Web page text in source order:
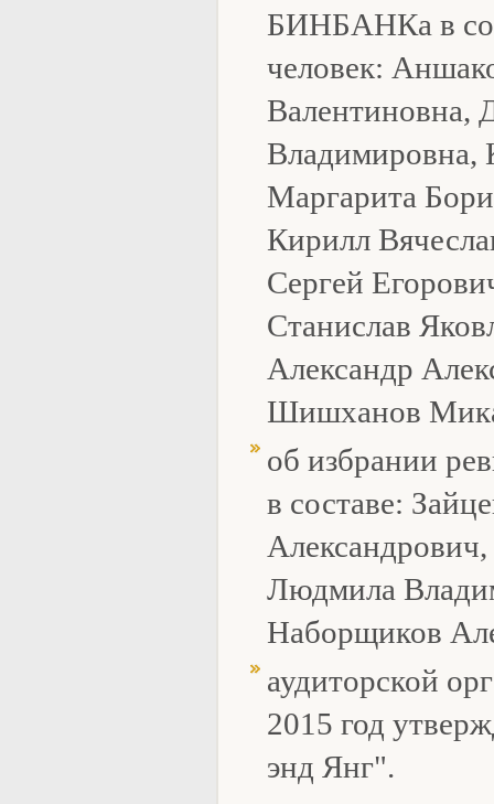
БИНБАНКа в
человек:
Валентиновна,
Владимировна,
Маргарита
Кирилл
Сергей
Станислав
Александр
Шишханов
об избрании
в составе:
Людмила
Наборщиков
аудиторской
2015 год
энд Янг".